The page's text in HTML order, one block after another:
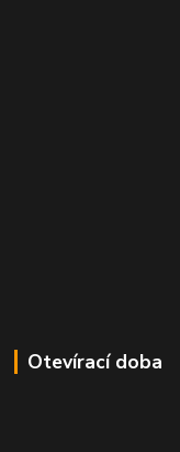
Otevírací doba